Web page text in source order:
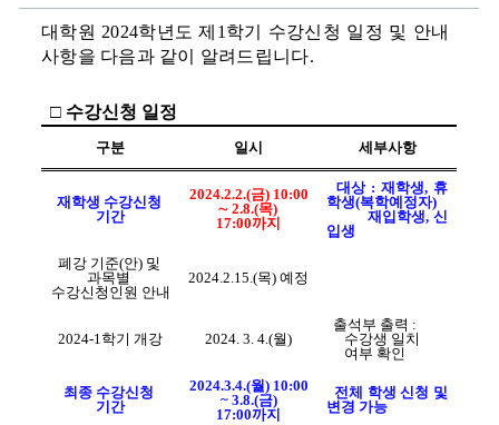
에
대학원 2024학년도 제 1 학기 수강신청 일정 및 안내
사항을 다음과 같이 알려드립니다.
□ 수강신청 일정
구분 일시 세부사항
재학생 수강신청
기간
2024.2.2.(금) 10:00
∼ 2.8.(목)
17:00까지
대상 : 재학생, 휴
학생(복학예정자)
재입학생, 신
입생
폐강 기준(안) 및
과목별
수강신청인원 안내
2024.2.15.(목) 예정
2024-1학기 개강 2024. 3. 4.(월)
출석부 출력
수강생 일치
여부 확인
최종 수강신청
기간
2024.3.4.(월) 10:00
~ 3.8.(금)
17:00까지
전체 학생 신청 및
변경 가능